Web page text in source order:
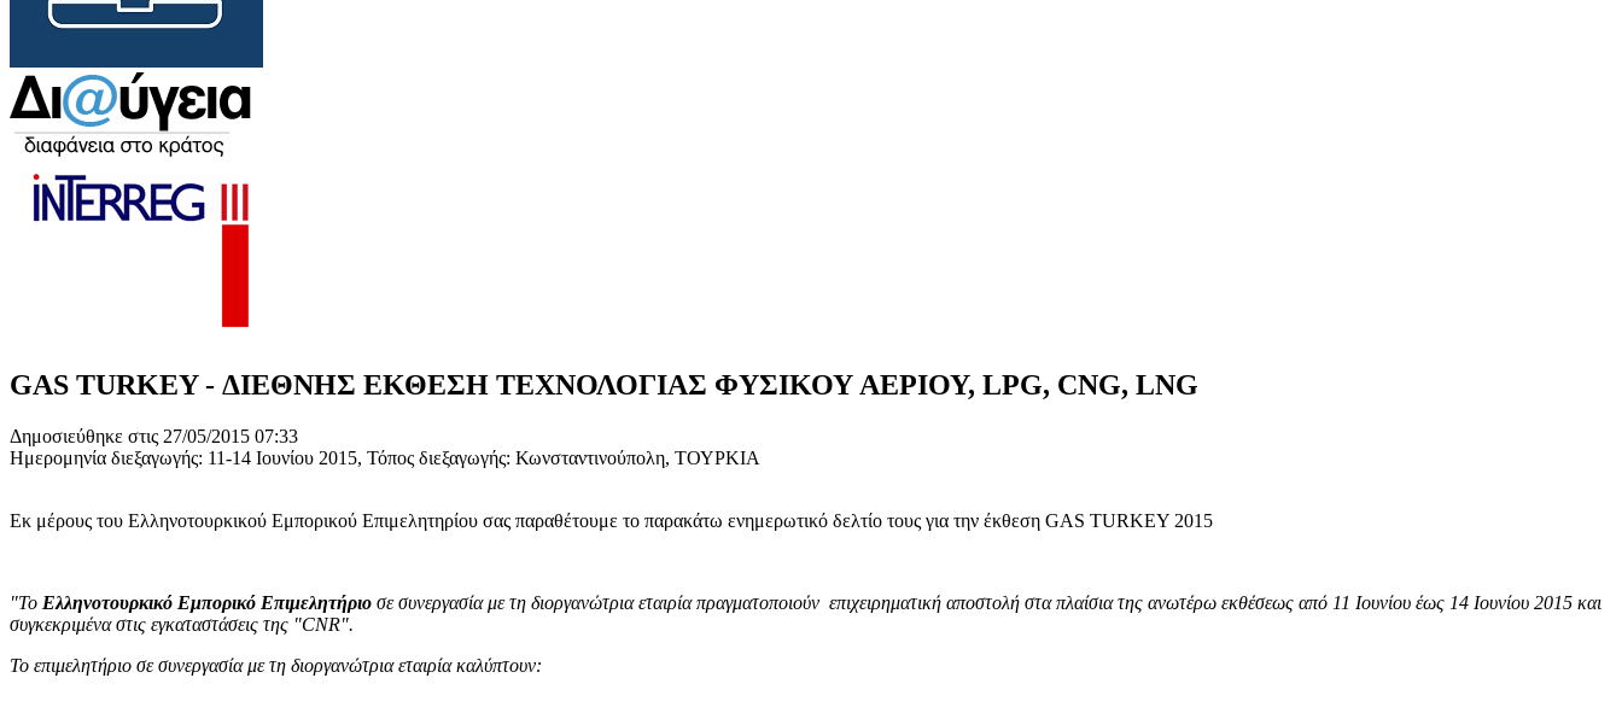
GAS TURKEY - ΔΙΕΘΝΗΣ ΕΚΘΕΣΗ ΤΕΧΝΟΛΟΓΙΑΣ ΦΥΣΙΚΟΥ ΑΕΡΙΟΥ, LPG, CNG, LNG
Δημοσιεύθηκε στις 27/05/2015 07:33
Ημερομηνία διεξαγωγής: 11-14 Ιουνίου 2015, Τόπος διεξαγωγής: Κωνσταντινούπολη, ΤΟΥΡΚΙΑ
Εκ μέρους του Ελληνοτουρκικού Εμπορικού Επιμελητηρίου σας παραθέτουμε το παρακάτω ενημερωτικό δελτίο τους για την έκθεση GAS TURKEY 2015
"Το Ελληνοτουρκικό Εμπορικό Επιμελητήριο σε συνεργασία με τη διοργανώτρια εταιρία πραγματοποιούν επιχειρηματική αποστολή στα πλαίσια της ανωτέρω εκθέσεως από 11 Ιουνίου έως 14 Ιουνίου 2015 και
συγκεκριμένα στις εγκαταστάσεις της "CNR".
Το επιμελητήριο σε συνεργασία με τη διοργανώτρια εταιρία καλύπτουν: